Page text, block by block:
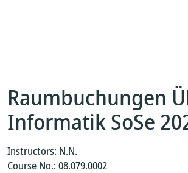
Raumbuchungen
Informatik SoSe
Instructors: N.N.
Course No.: 08.079.0002